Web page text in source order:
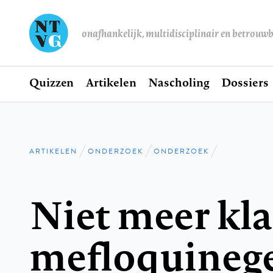
onafhankelijk, multidisciplinair en
Hoofdnavigatie
Home
Quizzen Artikelen Nascholing Dossiers
Kruimelpad
ARTIKELEN ONDERZOEK ONDERZOEK
Niet meer